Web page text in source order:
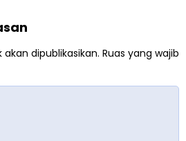
dipublikasikan. Ruas yang wajib